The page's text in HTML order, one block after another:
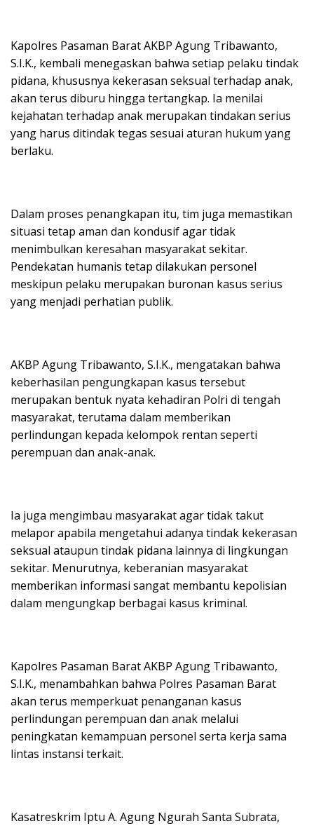
Kapolres Pasaman Barat AKBP Agung Tribawanto,
S.I.K., kembali menegaskan bahwa setiap pelaku tindak
pidana, khususnya kekerasan seksual terhadap anak,
akan terus diburu hingga tertangkap. Ia menilai
kejahatan terhadap anak merupakan tindakan serius
yang harus ditindak tegas sesuai aturan hukum yang
berlaku.
Dalam proses penangkapan itu, tim juga memastikan
situasi tetap aman dan kondusif agar tidak
menimbulkan keresahan masyarakat sekitar.
Pendekatan humanis tetap dilakukan personel
meskipun pelaku merupakan buronan kasus serius
yang menjadi perhatian publik.
AKBP Agung Tribawanto, S.I.K., mengatakan bahwa
keberhasilan pengungkapan kasus tersebut
merupakan bentuk nyata kehadiran Polri di tengah
masyarakat, terutama dalam memberikan
perlindungan kepada kelompok rentan seperti
perempuan dan anak-anak.
Ia juga mengimbau masyarakat agar tidak takut
melapor apabila mengetahui adanya tindak kekerasan
seksual ataupun tindak pidana lainnya di lingkungan
sekitar. Menurutnya, keberanian masyarakat
memberikan informasi sangat membantu kepolisian
dalam mengungkap berbagai kasus kriminal.
Kapolres Pasaman Barat AKBP Agung Tribawanto,
S.I.K., menambahkan bahwa Polres Pasaman Barat
akan terus memperkuat penanganan kasus
perlindungan perempuan dan anak melalui
peningkatan kemampuan personel serta kerja sama
lintas instansi terkait.
Kasatreskrim Iptu A. Agung Ngurah Santa Subrata,